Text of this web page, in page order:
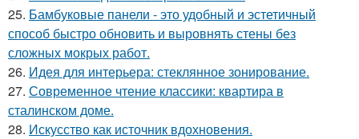
25. Бамбуковые панели - это удобный и эстетичный
способ быстро обновить и выровнять стены без
сложных мокрых работ.
26. Идея для интерьера: стеклянное зонирование.
27. Современное чтение классики: квартира в
сталинском доме.
28. Искусство как источник вдохновения.